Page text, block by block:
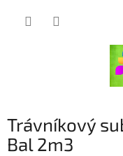
Trávníkový
Bal 2m3